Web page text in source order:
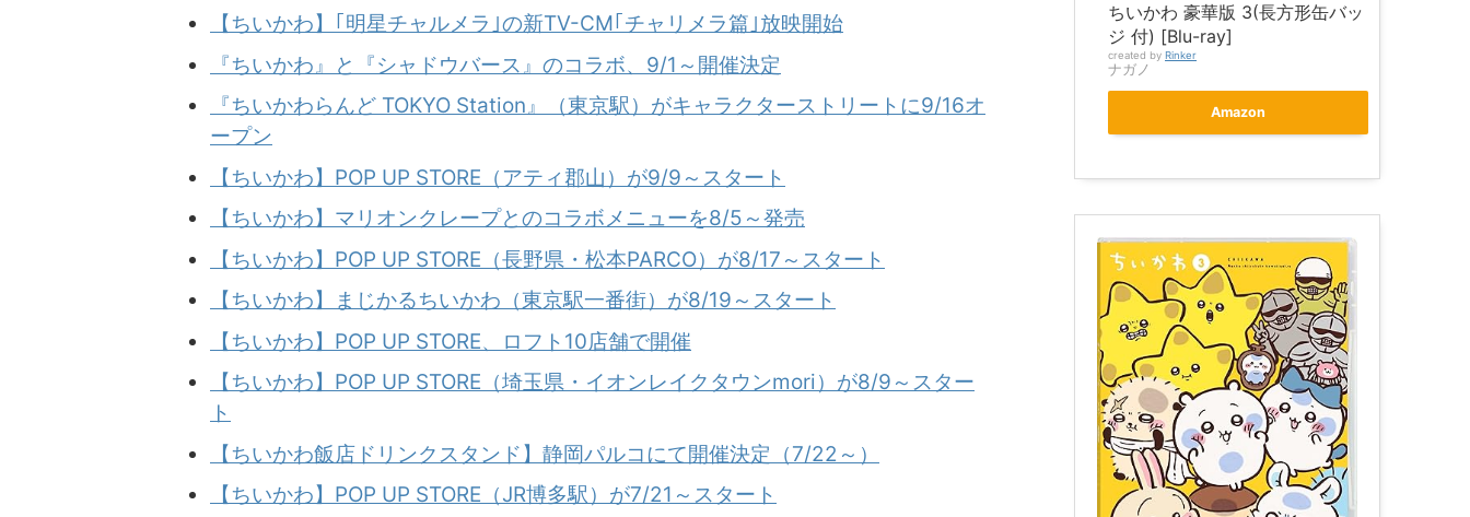
【ちいかわ】｢明星チャルメラ｣の新TV-CM｢チャリメラ篇｣放映開始
『ちいかわ』と『シャドウバース』のコラボ、9/1～開催決定
『ちいかわらんど TOKYO Station』（東京駅）がキャラクターストリートに9/16オ
ープン
【ちいかわ】POP UP STORE（アティ郡山）が9/9～スタート
【ちいかわ】マリオンクレープとのコラボメニューを8/5～発売
【ちいかわ】POP UP STORE（長野県・松本PARCO）が8/17～スタート
【ちいかわ】まじかるちいかわ（東京駅一番街）が8/19～スタート
【ちいかわ】POP UP STORE、ロフト10店舗で開催
【ちいかわ】POP UP STORE（埼玉県・イオンレイクタウンmori）が8/9～スター
ト
【ちいかわ飯店ドリンクスタンド】静岡パルコにて開催決定（7/22～）
【ちいかわ】POP UP STORE（JR博多駅）が7/21～スタート
ちいかわ 豪華版 3(長方形缶バッ
ジ 付) [Blu-ray]
created by Rinker
ナガノ
Amazon